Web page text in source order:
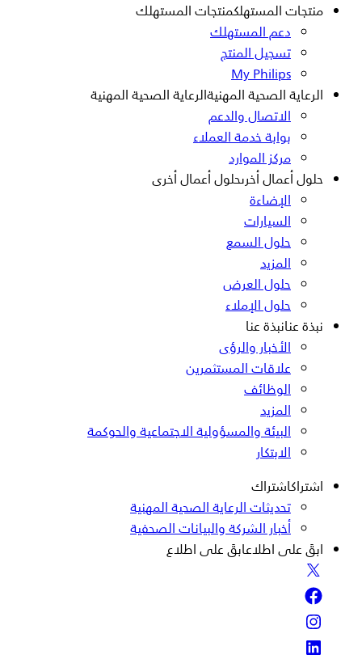
منتجات المستهلكمنتجات المستهلك
دعم المستهلك
تسجيل المنتج
My Philips
الرعاية الصحية المهنيةالرعاية الصحية المهنية
الاتصال والدعم
بوابة خدمة العملاء
مركز الموارد
حلول أعمال أخرىحلول أعمال أخرى
الإضاءة
السيارات
حلول السمع
المزيد
حلول العرض
حلول الإملاء
نبذة عنانبذة عنا
الأخبار والرؤى
علاقات المستثمرين
الوظائف
المزيد
البيئة والمسؤولية الاجتماعية والحوكمة
الابتكار
اشتراكاشتراك
تحديثات الرعاية الصحية المهنية
أخبار الشركة والبيانات الصحفية
ابقَ على اطلاعابقَ على اطلاع